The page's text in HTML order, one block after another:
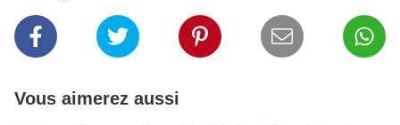
Vous aimerez aussi